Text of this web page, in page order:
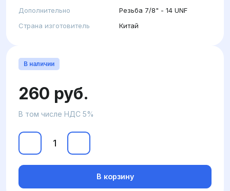
Дополнительно
Резьба 7/8" - 14 UNF
Страна изготовитель
Китай
В наличии
260 руб.
В том числе НДС 5%
В корзину